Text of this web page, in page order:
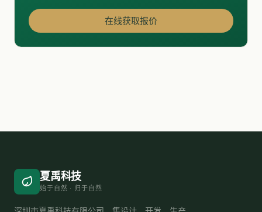
在线获取报价
夏禹科技
始于自然 · 归于自然